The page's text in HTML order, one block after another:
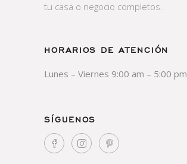
tu casa o negocio completos.
HORARIOS DE ATENCIÓN
Lunes – Viernes 9:00 am – 5:00 pm
SÍGUENOS